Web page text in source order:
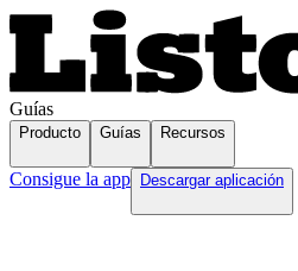
Guías
Producto Guías Recursos
Consigue la app Descargar aplicación